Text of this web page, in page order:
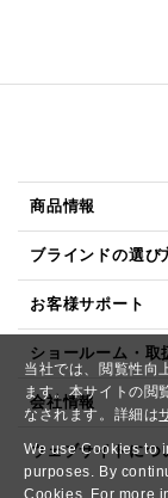
当社では、閲覧性向
ます。本サイトの閲
なされます。詳細は
We use Cookies to
purposes. By
Cookies. For more
商品情報
ブラインドの選び
お客様サポート
ショールーム・取
会社情報
ウェブサイトにつ